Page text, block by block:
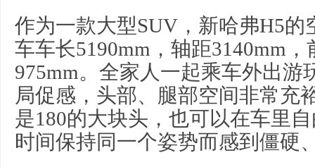
作为一款大型SUV，新哈弗H5的
车车长5190mm，轴距3140mm
975mm。全家人一起乘车外出游
局促感，头部、腿部空间非常充
是180的大块头，也可以在车里
时间保持同一个姿势而感到僵硬